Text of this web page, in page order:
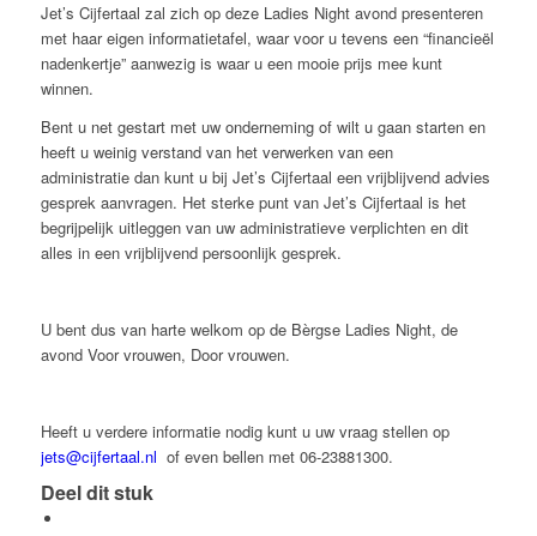
Jet’s Cijfertaal zal zich op deze Ladies Night avond presenteren
met haar eigen informatietafel, waar voor u tevens een “financieël
nadenkertje” aanwezig is waar u een mooie prijs mee kunt
winnen.
Bent u net gestart met uw onderneming of wilt u gaan starten en
heeft u weinig verstand van het verwerken van een
administratie dan kunt u bij Jet’s Cijfertaal een vrijblijvend advies
gesprek aanvragen. Het sterke punt van Jet’s Cijfertaal is het
begrijpelijk uitleggen van uw administratieve verplichten en dit
alles in een vrijblijvend persoonlijk gesprek.
U bent dus van harte welkom op de Bèrgse Ladies Night, de
avond Voor vrouwen, Door vrouwen.
Heeft u verdere informatie nodig kunt u uw vraag stellen op
jets@cijfertaal.nl of even bellen met 06-23881300.
Deel dit stuk